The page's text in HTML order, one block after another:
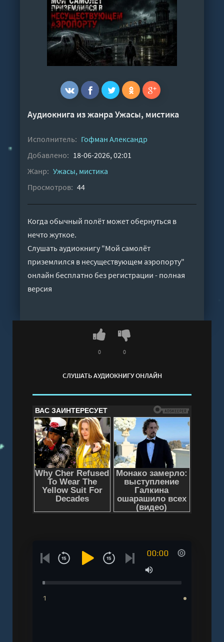
Аудиокнига из жанраУжасы, мистика
Исполнитель: Гофман Александр
Добавлено: 18-06-2026, 02:01
Жанр: Ужасы, мистика
Просмотров: 44
Когда обычный полёт может обернуться в
нечто жуткое.
Слушать аудиокнигу "Мой самолёт
приземлился в несуществующем аэропорту"
онлайн бесплатно без регистрации - полная
версия
СЛУШАТЬ АУДИОКНИГУ ОНЛАЙН
0 0
00:00
1